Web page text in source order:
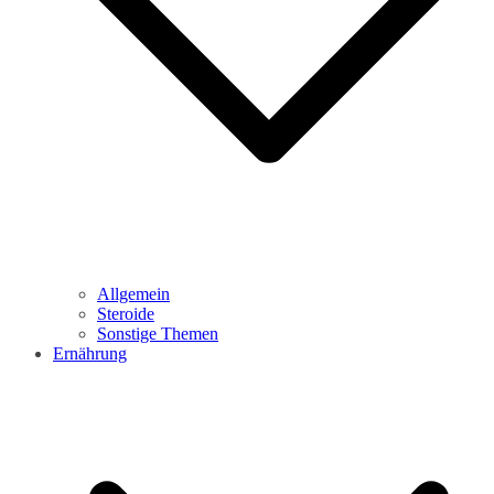
Allgemein
Steroide
Sonstige Themen
Ernährung